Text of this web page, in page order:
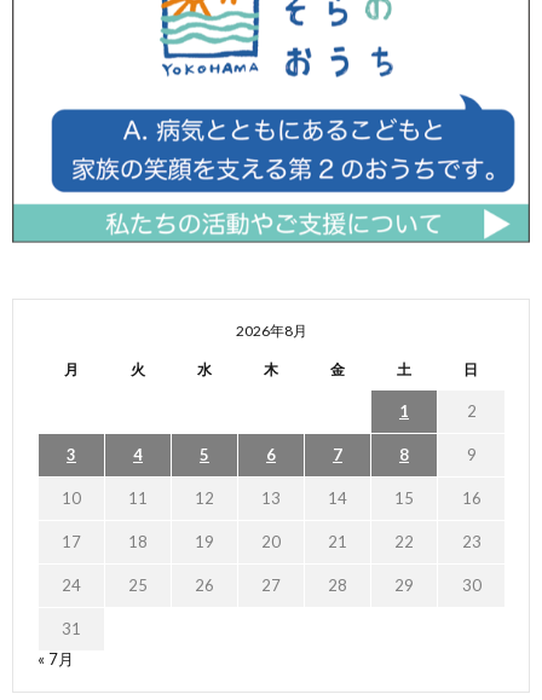
2026年8月
月 火 水 木 金 土 日
1 2
3 4 5 6 7 8 9
10 11 12 13 14 15 16
17 18 19 20 21 22 23
24 25 26 27 28 29 30
31
« 7月